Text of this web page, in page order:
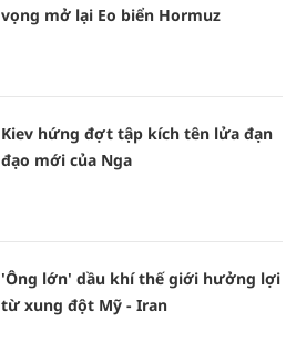
vọng mở lại Eo biển Hormuz
Kiev hứng đợt tập kích tên lửa đạn
đạo mới của Nga
'Ông lớn' dầu khí thế giới hưởng lợi
từ xung đột Mỹ - Iran